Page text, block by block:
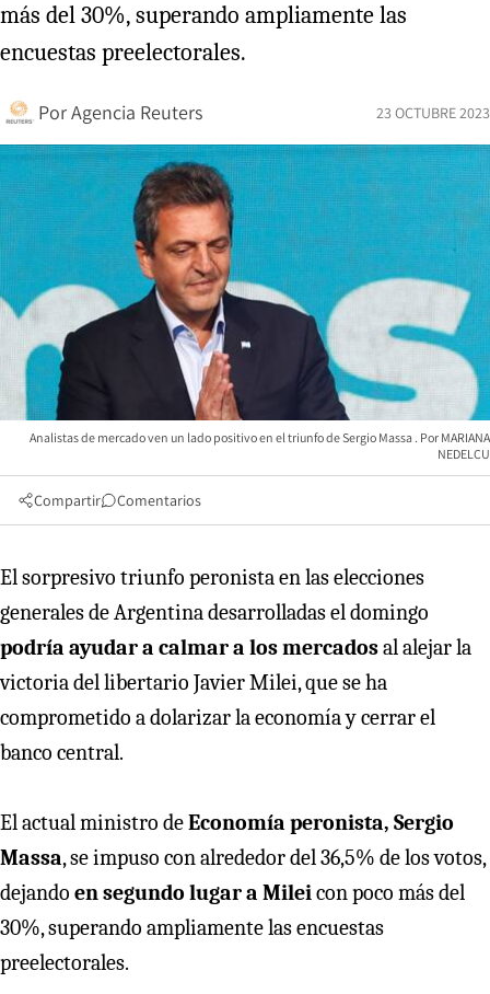
más del 30%, superando ampliamente las
encuestas preelectorales.
PorAgencia Reuters 23 OCTUBRE 2023
Analistas de mercado ven un lado positivo en el triunfo de Sergio Massa
MARIANA
NEDELCU
Compartir Comentarios
El sorpresivo triunfo peronista en las elecciones
generales de Argentina desarrolladas el domingo
podría ayudar a calmar a los mercadosal alejar la
victoria del libertario Javier Milei, que se ha
comprometido a dolarizar la economía y cerrar el
banco central.
El actual ministro deEconomía peronista, Sergio
Massa, se impuso con alrededor del 36,5% de los votos,
dejando en segundo lugar a Mileicon poco más del
30%, superando ampliamente las encuestas
preelectorales.